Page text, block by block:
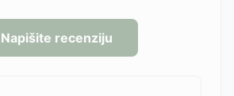
Napišite recenziju